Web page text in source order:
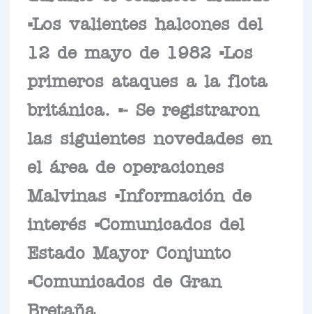
=Los valientes halcones del
12 de mayo de 1982 =Los
primeros ataques a la flota
británica. =- Se registraron
las siguientes novedades en
el área de operaciones
Malvinas =Información de
interés =Comunicados del
Estado Mayor Conjunto
=Comunicados de Gran
Bretaña